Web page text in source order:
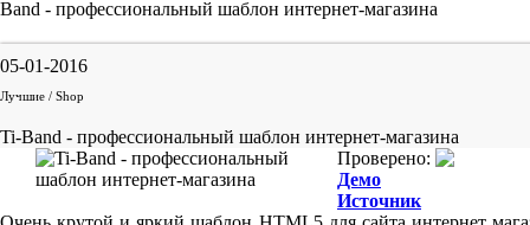
Band - профессиональный шаблон интернет-магазина
05-01-2016
Лучшие / Shop
Ti-Band - профессиональный шаблон интернет-магазина
Проверено:
Демо
Источник